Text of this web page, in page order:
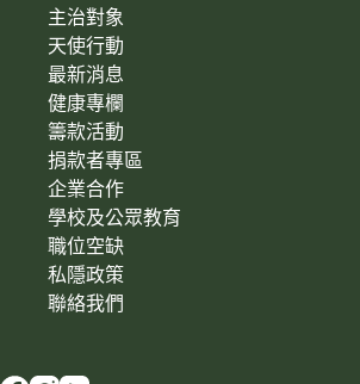
主治對象
天使行動
最新消息
健康專欄
籌款活動
捐款者專區
企業合作
學校及公眾教育
職位空缺
私隱政策
聯絡我們